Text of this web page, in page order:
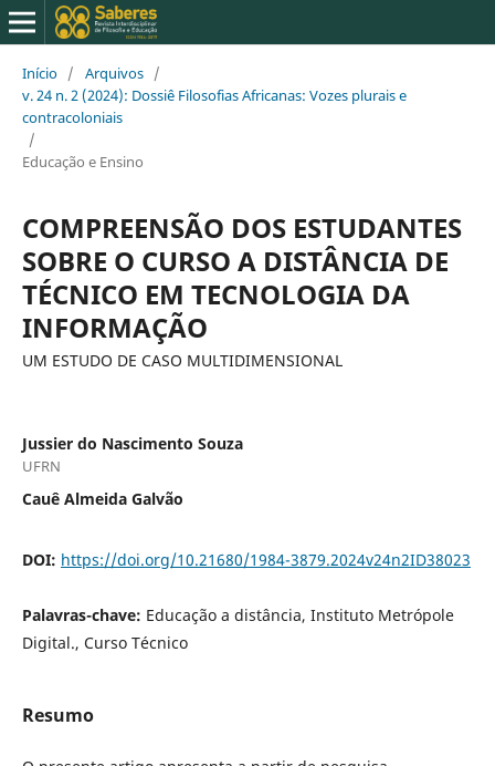
Início / Arquivos /
v. 24 n. 2 (2024): Dossiê Filosofias Africanas: Vozes plurais e
contracoloniais
/
Educação e Ensino
COMPREENSÃO DOS ESTUDANTES
SOBRE O CURSO A DISTÂNCIA DE
TÉCNICO EM TECNOLOGIA DA
INFORMAÇÃO
UM ESTUDO DE CASO MULTIDIMENSIONAL
Jussier do Nascimento Souza
UFRN
Cauê Almeida Galvão
DOI: https://doi.org/10.21680/1984-3879.2024v24n2ID38023
Palavras-chave: Educação a distância, Instituto Metrópole
Digital., Curso Técnico
Resumo